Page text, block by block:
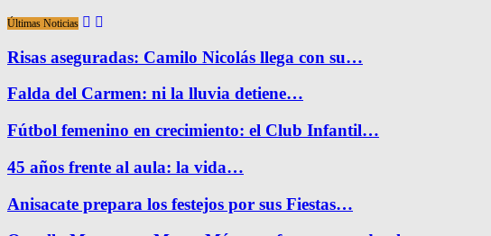
Últimas Noticias
Risas aseguradas: Camilo Nicolás llega con su…
Falda del Carmen: ni la lluvia detiene…
Fútbol femenino en crecimiento: el Club Infantil…
45 años frente al aula: la vida…
Anisacate prepara los festejos por sus Fiestas…